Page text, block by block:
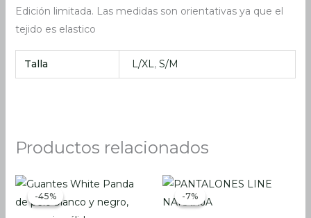
Edición limitada. Las medidas son orientativas ya que el
tejido es elastico
Talla L/XL ,S/M
Productos relacionados
-45%
-45%
El
precio
original
El
precio
actual
-7%
-7%
El
precio
original
El
precio